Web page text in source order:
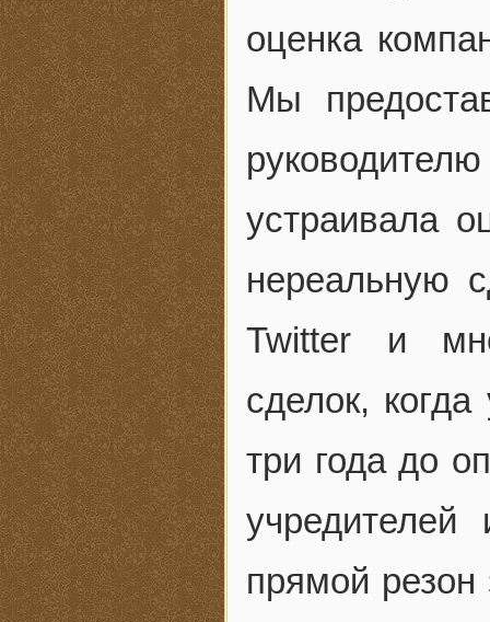
оценка
Мы
устраивала
нереальную
Twitter и
сделок,
три года до
учредителей
прямой резон